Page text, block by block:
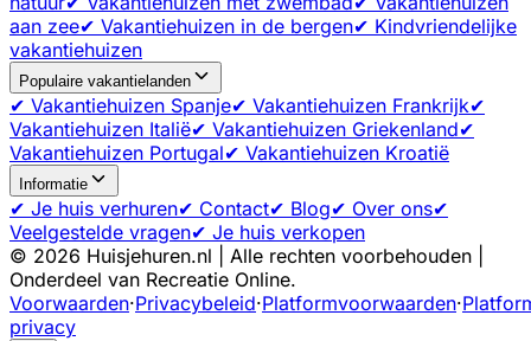
aan zee✔ Vakantiehuizen in de bergen✔ Kindvriendelijke
vakantiehuizen
Populaire vakantielanden
✔ Vakantiehuizen Spanje✔ Vakantiehuizen Frankrijk✔
Vakantiehuizen Italië✔ Vakantiehuizen Griekenland✔
Vakantiehuizen Portugal✔ Vakantiehuizen Kroatië
Informatie
✔ Je huis verhuren✔ Contact✔ Blog✔ Over ons✔
Veelgestelde vragen✔ Je huis verkopen
© 2026 Huisjehuren.nl | Alle rechten voorbehouden |
Onderdeel van Recreatie Online.
Voorwaarden·Privacybeleid·Platformvoorwaarden·
privacy